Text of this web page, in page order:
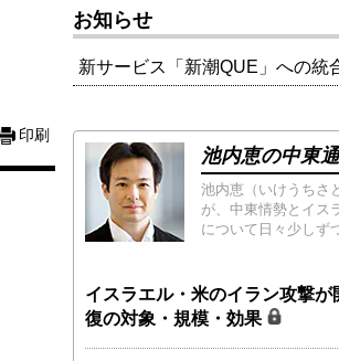
印刷
お知らせ
新サービス「新潮QUE」への統
池内恵の中東
池内恵（いけうちさ
が、中東情勢とイス
について日々少しず
イスラエル・米のイラン攻撃が
復の対象・規模・効果